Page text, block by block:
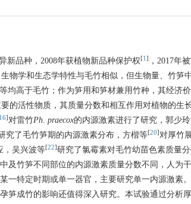
新品种，2008年获植物新品种保护权[1 ]
，2017年
生物学和生态学特性与毛竹相似，但生物量、竹笋
等均高于毛竹；作为笋用和笋材兼用竹种，其经济价
的活性物质，其质量分数和相互作用对植物的生
16]对雷竹Ph. praecox的内源激素进行了研究，郭少
究了毛竹笋期的内源激素分布，方楷等[20]对厚竹
，吴兴波等[22]研究了氯霉素对毛竹幼苗色素质量
及竹笋不同部位的内源激素质量分数不同，人为
一特定时期或单一器官，主要研究单一内源激素
笋成竹的影响还值得深入研究。本试验通过分析